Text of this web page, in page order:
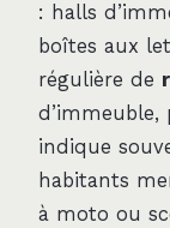
: halls
boîtes aux
régulière de
d’immeuble,
indique
habitants
à moto ou